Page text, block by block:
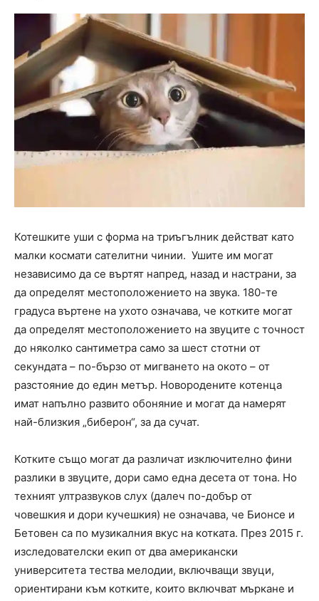
Котешките уши с форма на триъгълник действат като
малки космати сателитни чинии. Ушите им могат
независимо да се въртят напред, назад и настрани, за
да определят местоположението на звука. 180-те
градуса въртене на ухото означава, че котките могат
да определят местоположението на звуците с точност
до няколко сантиметра само за шест стотни от
секундата – по-бързо от мигването на окото – от
разстояние до един метър. Новородените котенца
имат напълно развито обоняние и могат да намерят
най-близкия „биберон“, за да сучат.
Котките също могат да различат изключително фини
разлики в звуците, дори само една десета от тона. Но
техният ултразвуков слух (далеч по-добър от
човешкия и дори кучешкия) не означава, че Бионсе и
Бетовен са по музикалния вкус на котката. През 2015 г.
изследователски екип от два американски
университета тества мелодии, включващи звуци,
ориентирани към котките, които включват мъркане и